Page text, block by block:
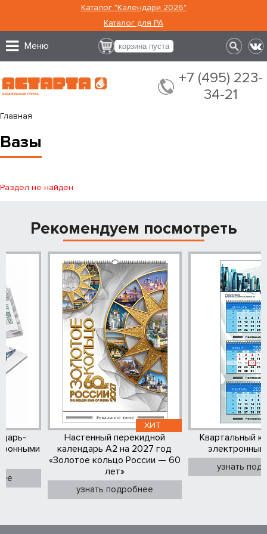
Каталог "Календари 2026"
Каталог для РА
Меню корзина пуста
+7 (495) 223-
34-21
Главная
Вазы
Раздел не найден
Рекомендуем посмотреть
ХИТ
Настенный перекидной
календарь А2 на 2027 год
«Золотое кольцо России — 60
лет»
узнать подробнее
Квартальный
узнать